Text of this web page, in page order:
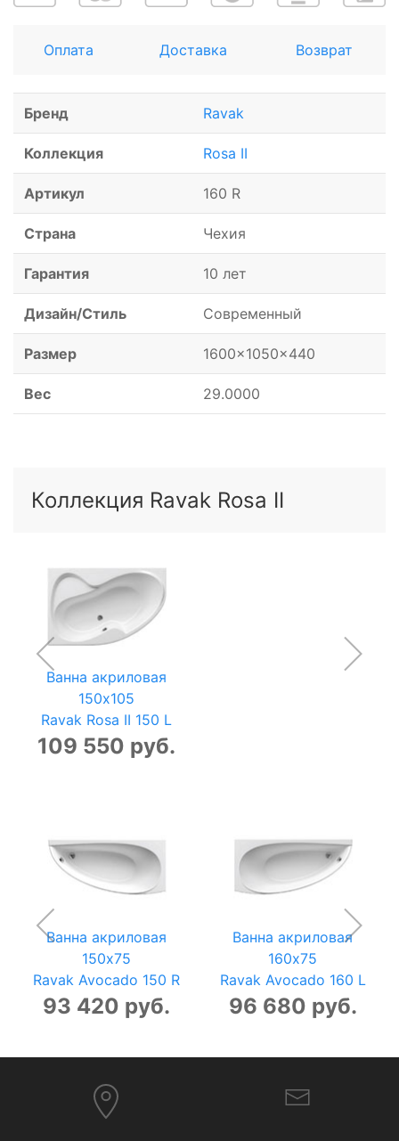
Оплата Доставка Возврат
Бренд Ravak
Коллекция Rosa II
Артикул 160 R
Страна Чехия
Гарантия 10 лет
Дизайн/Стиль Современный
Размер 1600x1050x440
Вес 29.0000
Коллекция Ravak Rosa II
Ванна акриловая
150x105
Ravak Rosa II 150 L
109 550 руб.
Ванна акриловая
150x75
Ravak Avocado 150 R
93 420 руб.
Ванна акриловая
160x75
Ravak Avocado 160 L
96 680 руб.